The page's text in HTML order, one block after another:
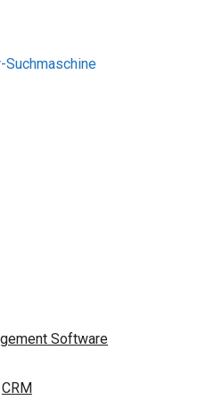
Software
CRM